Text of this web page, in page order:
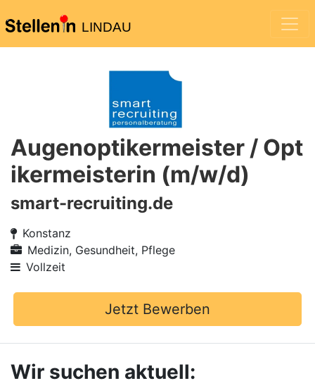
LINDAU
Augenoptikermeister / Opt
ikermeisterin (m/w/d)
smart-recruiting.de
Konstanz
Medizin, Gesundheit, Pflege
Vollzeit
Jetzt Bewerben
Wir suchen aktuell: